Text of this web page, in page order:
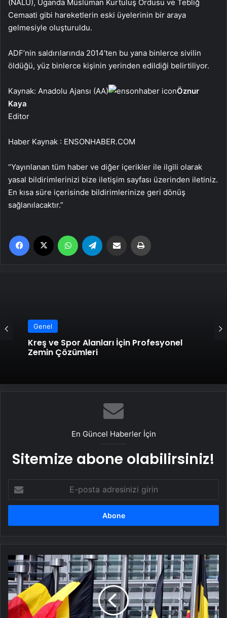
(NALU), Uganda Müslüman Kurtuluş Ordusu ve Tebliğ
Cemaati gibi hareketlerin eski üyelerinin bir araya
gelmesiyle oluşturuldu.
ADF’nin saldırılarında 2014’ten bu yana binlerce sivilin
öldüğü, yüz binlerce kişinin yerinden edildiği belirtiliyor.
Kaynak: Anadolu Ajansı (AA)
Öznur
Kaya
Editor
Haber Kaynak : ENSONHABER.COM
“Yayınlanan tüm haber ve diğer içerikler ile ilgili olarak
yasal bildirimlerinizi bize iletişim sayfası üzerinden iletiniz.
En kısa süre içerisinde bildirimlerinize geri dönüş
sağlanılacaktır.”
Facebook WhatsApp Email'den paylaş
Genel
Kreş ve Spor Alanları İçin Profesyonel
Zemin Çözümleri
En Güncel Haberler İçin
Sitemize abone olabilirsiniz!
posta
adresinizi
Belçika'da
bıçaklı
saldırgan
başbakanlık
ofisine
girmeye